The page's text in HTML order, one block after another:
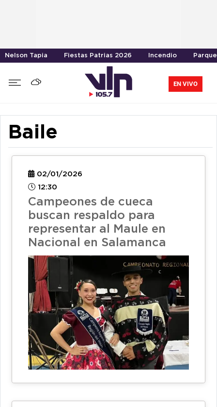
Nelson Tapia Fiestas Patrias 2026 Incendio
EN VIVO
Baile
02/01/2026
12:30
Campeones de cueca
buscan respaldo para
representar al Maule en
Nacional en Salamanca